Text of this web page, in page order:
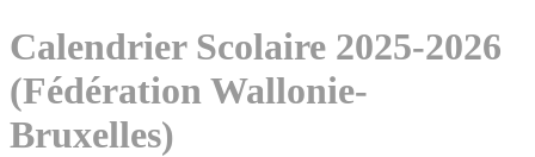
Calendrier Scolaire 2025-2026
(Fédération Wallonie-
Bruxelles)